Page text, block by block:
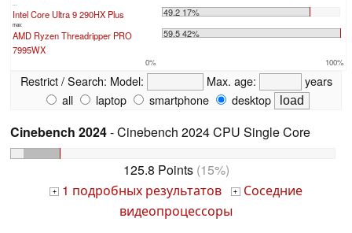
Intel Core Ultra 9 290HX Plus 49.2 17%
max:
AMD Ryzen Threadripper PRO
7995WX
59.5 42%
0% 100%
Restrict / Search: Model: Max. age:
years
all
laptop smartphone desktop
Cinebench 2024- Cinebench 2024 CPU Single Core
125.8 Points(15%)
+ 1 подробных результатов + Соседние
видеопроцессоры